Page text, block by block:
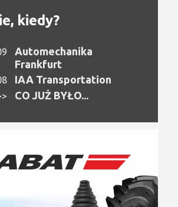
kiedy?
Automechanika
Frankfurt
IAA Transportation
CO JUŻ BYŁO...